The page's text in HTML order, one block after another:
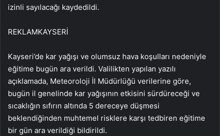
izinli sayılacağı kaydedildi.
REKLAMKAYSERİ
Kayseri’de kar yağışı ve olumsuz hava koşulları nedeniyle
eğitime bugün ara verildi. Valilikten yapılan yazılı
açıklamada, Meteoroloji İl Müdürlüğü verilerine göre,
bugün il genelinde kar yağışının etkisini sürdüreceği ve
sıcaklığın sıfırın altında 5 dereceye düşmesi
beklendiğinden muhtemel risklere karşı tedbiren eğitime
bir gün ara verildiği bildirildi.